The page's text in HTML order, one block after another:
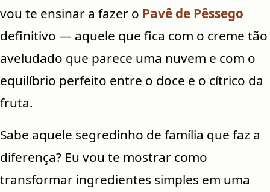
vou te ensinar a fazer o Pavê de Pêssego
definitivo — aquele que fica com o creme tão
aveludado que parece uma nuvem e com o
equilíbrio perfeito entre o doce e o cítrico da
fruta.
Sabe aquele segredinho de família que faz a
diferença? Eu vou te mostrar como
transformar ingredientes simples em uma